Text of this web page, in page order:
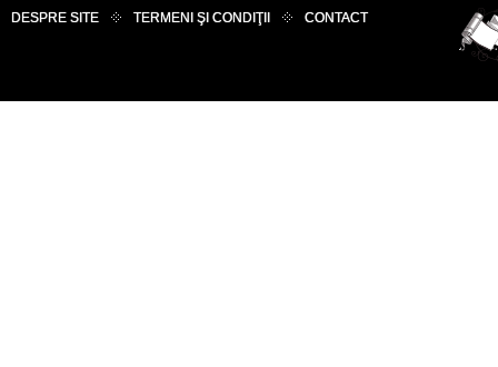
DESPRE SITE TERMENI ŞI CONDIŢII CONTACT